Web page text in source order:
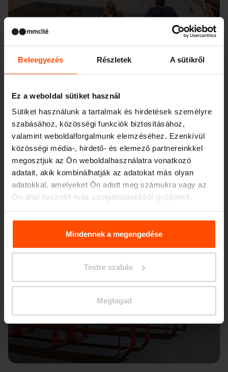
Beleegyezés Részletek A sütikről
Ez a weboldal sütiket használ
Sütiket használunk a tartalmak és hirdetések személyre
szabásához, közösségi funkciók biztosításához,
valamint weboldalforgalmunk elemzéséhez. Ezenkívül
közösségi média-, hirdető- és elemező partnereinkkel
megosztjuk az Ön weboldalhasználatra vonatkozó
adatait, akik kombinálhatják az adatokat más olyan
adatokkal, amelyeket Ön adott meg számukra vagy az
Ön által használt más szolgáltatásokból gyűjtöttek.
További információért kérjük, látogasson el aPrinciples
Relating to the Processing. Personal Data
Mindennek a megengedése
Testre szabás
Megtagad
Seattle – Popup park